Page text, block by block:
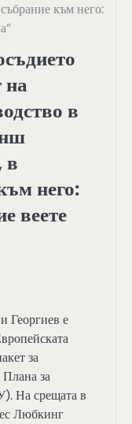
към него:
на
в
в
него:
веете
Георгиев е
за
за
На срещата в
Любкинг